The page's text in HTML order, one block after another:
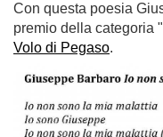
Con questa poesia
premio della categoria
Volo di Pegaso.